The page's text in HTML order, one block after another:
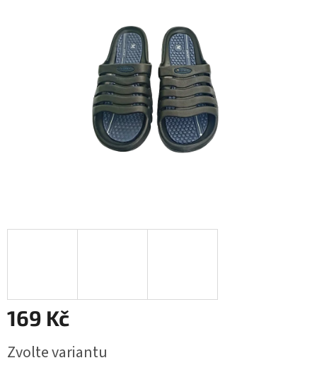
169 Kč
cena:
Zvolte variantu